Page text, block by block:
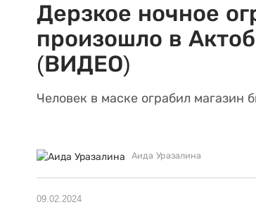
Дерзкое ночное
произошло в
(ВИДЕО)
Человек в маске ограбил магазин
Аида Уразалина
09.02.2024